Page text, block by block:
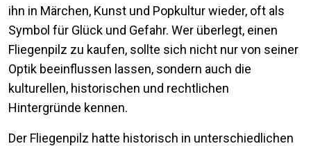
ihn in Märchen, Kunst und Popkultur wieder, oft als
Symbol für Glück und Gefahr. Wer überlegt, einen
Fliegenpilz zu kaufen, sollte sich nicht nur von seiner
Optik beeinflussen lassen, sondern auch die
kulturellen, historischen und rechtlichen
Hintergründe kennen.
Der Fliegenpilz hatte historisch in unterschiedlichen